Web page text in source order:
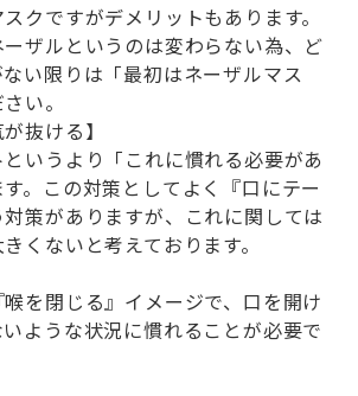
クですがデメリットもあります。
ザルというのは変わらない為、ど
い限りは「最初はネーザルマス
い。
抜ける】
いうより「これに慣れる必要があ
。この対策としてよく『口にテー
策がありますが、これに関しては
くないと考えております。
を閉じる』イメージで、口を開け
ような状況に慣れることが必要で